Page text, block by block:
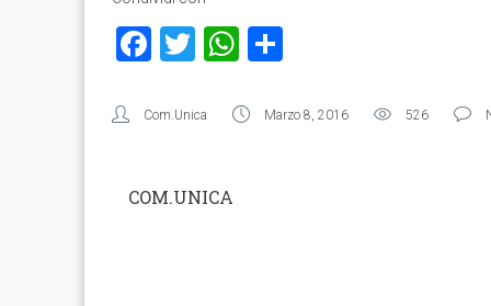
Facebook
TwitterWhatsApp
Com.Unica Marzo 8, 2016 526
COM.UNICA